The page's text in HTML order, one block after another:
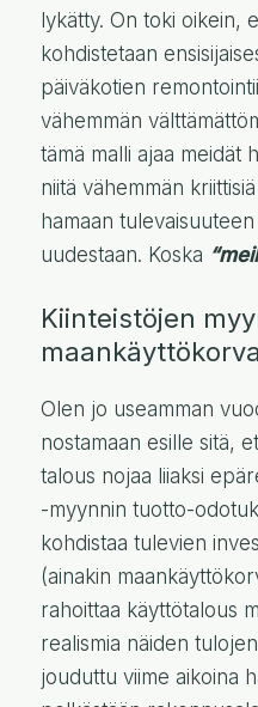
lykätty. On toki oikein,
kohdistetaan
päiväkotien
vähemmän
tämä malli ajaa meidät
niitä vähemmän
hamaan
uudestaan. Koska
Kiinteistöjen
Olen jo useamman
nostamaan esille sitä,
talous nojaa liiaksi
-myynnin tuotto-
kohdistaa tulevien
(ainakin
rahoittaa käyttötalous
realismia näiden
jouduttu viime aikoina